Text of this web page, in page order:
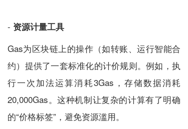
- 资源计量工具
Gas为区块链上的操作（如转账、运行智能合
约）提供了一套标准化的计价规则。例如，执
行一次加法运算消耗3Gas，存储数据消耗
20,000Gas。这种机制让复杂的计算有了明确
的“价格标签”，避免资源滥用。